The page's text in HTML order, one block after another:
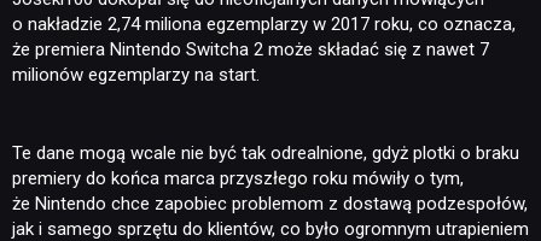
KULTURA
TECHNOLOGIE
o nakładzie 2,74 miliona egzemplarzy w 2017 roku, co oznacza,
że premiera Nintendo Switcha 2 może składać się z nawet 7
milionów egzemplarzy na start.
Te dane mogą wcale nie być tak odrealnione, gdyż plotki o braku
premiery do końca marca przyszłego roku mówiły o tym,
że Nintendo chce zapobiec problemom z dostawą podzespołów,
jak i samego sprzętu do klientów, co było ogromnym utrapieniem